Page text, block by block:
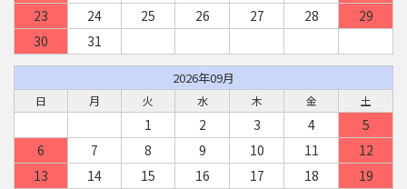
23
24 25 26 27 28
29
30
31
2026年09月
日 月 火 水 木 金 土
1 2 3 4
5
6
7 8 9 10 11
12
13
14 15 16 17 18
19